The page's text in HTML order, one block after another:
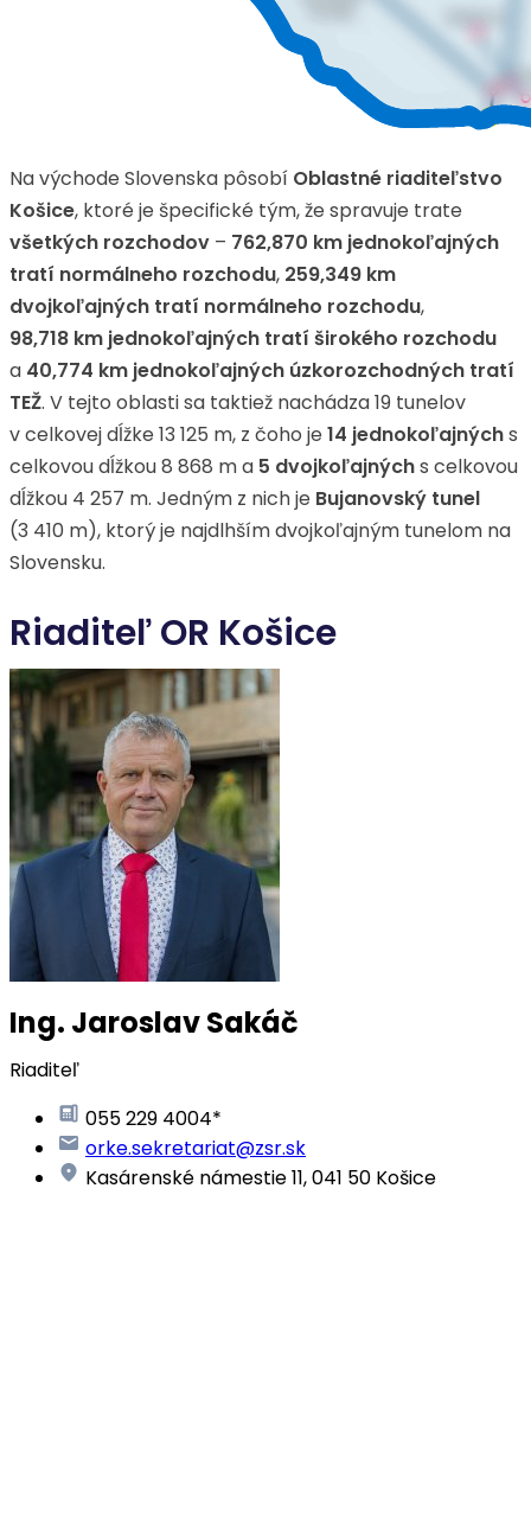
Na východe Slovenska pôsobí Oblastné riaditeľstvo
Košice, ktoré je špecifické tým, že spravuje trate
všetkých rozchodov – 762,870 km jednokoľajných
tratí normálneho rozchodu, 259,349 km
dvojkoľajných tratí normálneho rozchodu,
98,718 km jednokoľajných tratí širokého rozchodu
a 40,774 km jednokoľajných úzkorozchodných tratí
TEŽ. V tejto oblasti sa taktiež nachádza 19 tunelov
v celkovej dĺžke 13 125 m, z čoho je 14 jednokoľajnýchs
celkovou dĺžkou 8 868 m a 5 dvojkoľajnýchs celkovou
dĺžkou 4 257 m. Jedným z nich je Bujanovský tunel
(3 410 m), ktorý je najdlhším dvojkoľajným tunelom na
Slovensku.
Riaditeľ OR Košice
Ing. Jaroslav Sakáč
Riaditeľ
055 229 4004*
orke.sekretariat@zsr.sk
Kasárenské námestie 11, 041 50 Košice